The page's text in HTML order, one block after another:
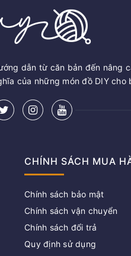
dẫn từ căn bản đến nâng
của những món đồ DIY
CHÍNH SÁCH MUA
Chính sách bảo mật
Chính sách vận chuyển
Chính sách đổi trả
Quy định sử dụng